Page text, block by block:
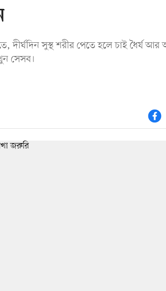
দীর্ঘদিন সুস্থ শরীর পেতে হলে চাই ধৈর্য আর
সেসব।